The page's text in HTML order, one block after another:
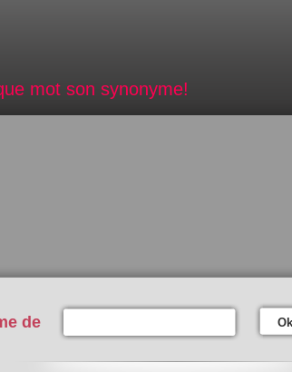
mot son synonyme!
de Ok